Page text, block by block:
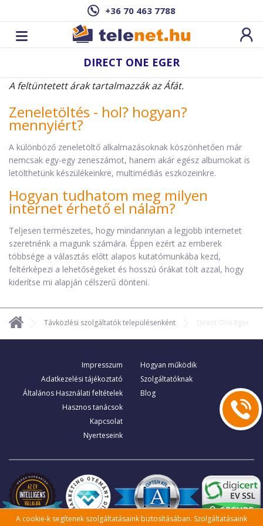
+36 70 463 7788
DIRECT ONE EGER
A feltüntetett árak tartalmazzák az Áfát.
Zeneletöltés - hol? hogyan?
mennyiért?
A különböző zeneletöltő alkalmazásoknak köszönhetően már
nemcsak egy-egy zeneszámot, hanem akár egész albumokat is
letölthetünk készülékeinkre, multimédiás eszközeinkre.
Hogyan tudhatom meg milyen
internet érhető el nálam?
Teljesen természetes, hogy mindannyian a legjobb internetet
szeretnénk a magunk számára. Éppen ezért az emberek
többsége a választás előtt alapos kutatómunkába kezd,
feltérképezi a lehetőségeket és hosszú órákat tölt azzal, hogy
kiderítse mi alapján célszerű dönteni.
Távközlési szolgáltatók településenként Direct One Eger
Impresszum
Adatkezelési tájékoztató
Általános Használati feltételek
Hasznos tanácsok
Kapcsolat
Nyerteseink
Hogyan működik
Szolgáltatóknak
Blog
A cookie-k segítenek szolgáltatásaink biztosításában. Szolgáltatásaink